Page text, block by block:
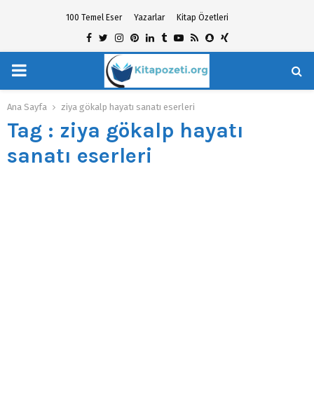
100 Temel Eser Yazarlar Kitap Özetleri
Facebook
TwitterInstagram
Pinterest
Linkedin
TumblrYoutube
RssSnapchat
Xing
PRIMARY
MENU
Ana Sayfa ziya gökalp hayatı sanatı eserleri
Tag : ziya gökalp hayatı
sanatı eserleri